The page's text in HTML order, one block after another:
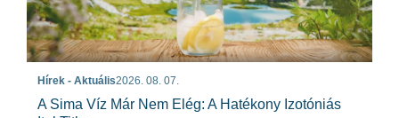
Hírek - Aktuális2026. 08. 07.
A Sima Víz Már Nem Elég: A Hatékony Izotóniás